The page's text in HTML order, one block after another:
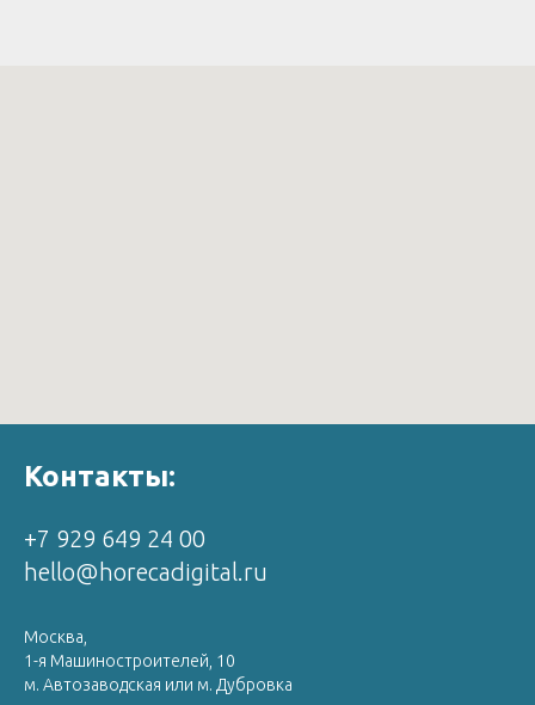
Контакты:
+7 929 649 24 00
hello@horecadigital.ru
Москва,
1-я Машиностроителей, 10
м. Автозаводская или м. Дубровка